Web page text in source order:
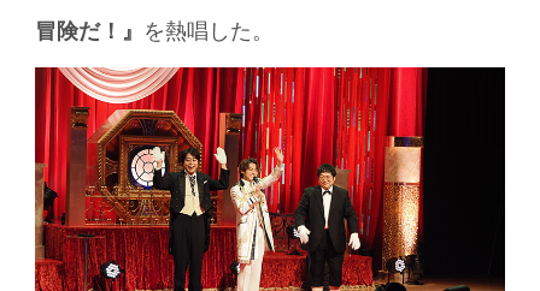
冒険だ！』 を熱唱した。